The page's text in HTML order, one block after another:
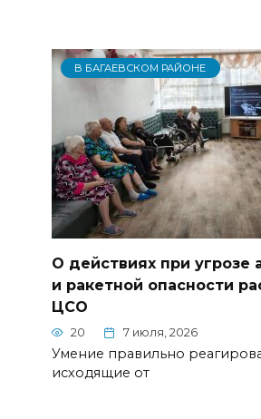
В БАГАЕВСКОМ РАЙОНЕ
О действиях при угрозе
и ракетной опасности
ЦСО
20 7 июля, 2026
Умение правильно
исходящие от